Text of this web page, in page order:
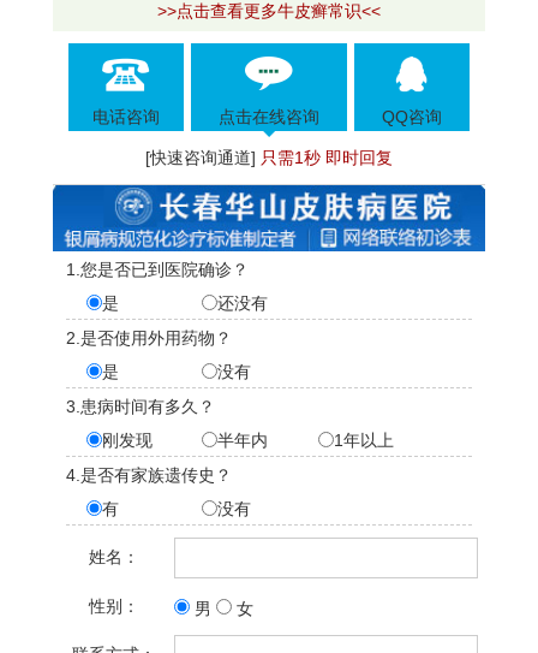
>>点击查看更多牛皮癣常识<<
电话咨询 点击在线咨询 QQ咨询
[快速咨询通道] 只需1秒 即时回复
1.您是否已到医院确诊？
是
还没有
2.是否使用外用药物？
是
没有
3.患病时间有多久？
刚发现
半年内
1年以上
4.是否有家族遗传史？
有
没有
姓名：
性别： 男 女